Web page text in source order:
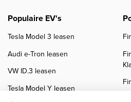
Populaire EV's
Tesla Model 3 leasen
Audi e-Tron leasen
VW ID.3 leasen
Tesla Model Y leasen